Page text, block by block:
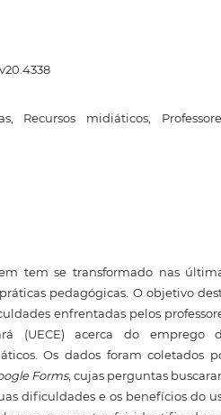
Recursos midiáticos,
tem se transformado nas
pedagógicas. O objetivo
enfrentadas pelos
(UECE) acerca do emprego
Os dados foram coletados
Forms, cujas perguntas
dificuldades e os benefícios do